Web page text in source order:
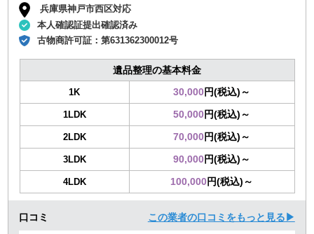
兵庫県神戸市西区対応
本人確認証提出確認済み
古物商許可証：第631362300012号
遺品整理の基本料金
1K 30,000円(税込)～
1LDK 50,000円(税込)～
2LDK 70,000円(税込)～
3LDK 90,000円(税込)～
4LDK 100,000円(税込)～
口コミ この業者の口コミをもっと見る▶